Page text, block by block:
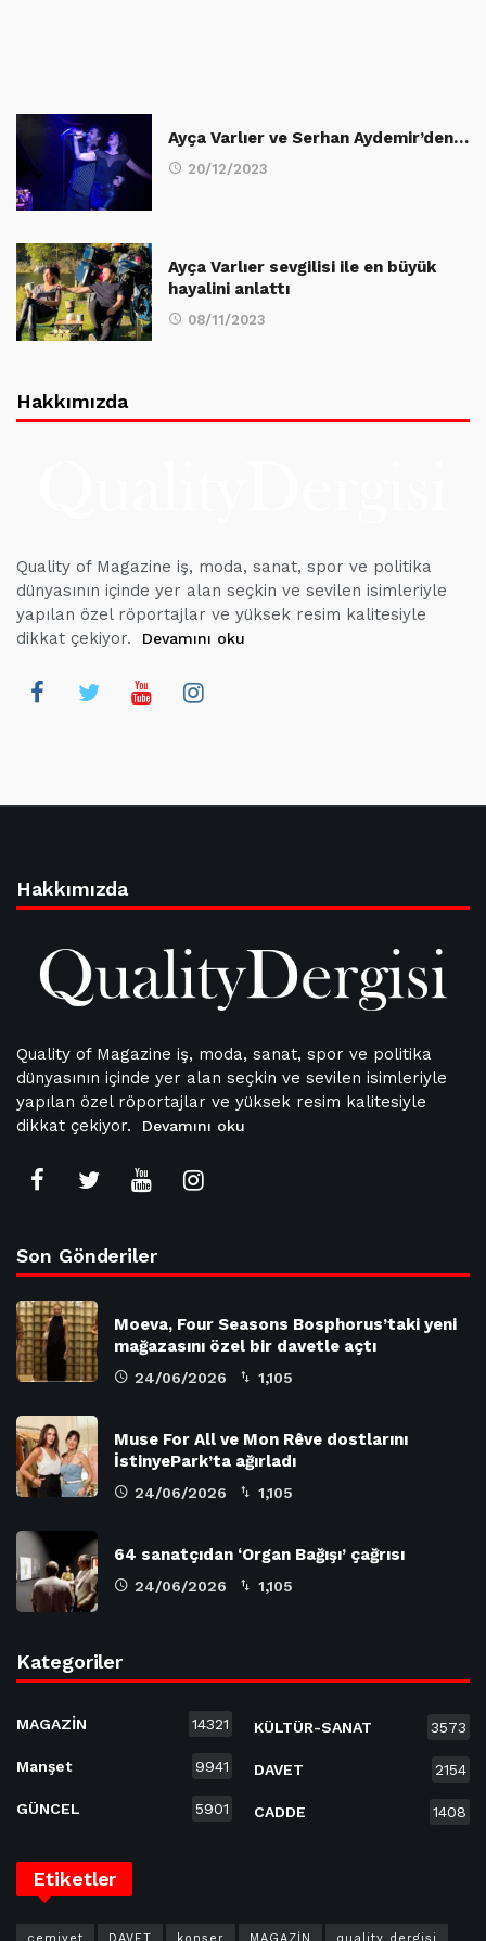
Ayça Varlıer ve Serhan Aydemir’den…
20/12/2023
Ayça Varlıer sevgilisi ile en büyük
hayalini anlattı
08/11/2023
Hakkımızda
Quality of Magazine iş, moda, sanat, spor ve politika
dünyasının içinde yer alan seçkin ve sevilen isimleriyle
yapılan özel röportajlar ve yüksek resim kalitesiyle
dikkat çekiyor.
Devamını oku
Hakkımızda
Quality of Magazine iş, moda, sanat, spor ve politika
dünyasının içinde yer alan seçkin ve sevilen isimleriyle
yapılan özel röportajlar ve yüksek resim kalitesiyle
dikkat çekiyor.
Devamını oku
Son Gönderiler
Moeva, Four Seasons Bosphorus’taki yeni
mağazasını özel bir davetle açtı
24/06/2026 1,105
Muse For All ve Mon Rêve dostlarını
İstinyePark’ta ağırladı
24/06/2026 1,105
64 sanatçıdan ‘Organ Bağışı’ çağrısı
24/06/2026 1,105
Kategoriler
MAGAZİN 14321
Manşet 9941
GÜNCEL 5901
KÜLTÜR-SANAT 3573
DAVET 2154
CADDE 1408
Etiketler